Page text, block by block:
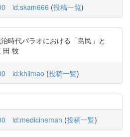
id:skam666 (投稿一覧)
時代パラオにおける「島民」と
田 牧
id:khiimao (投稿一覧)
id:medicineman (投稿一覧)